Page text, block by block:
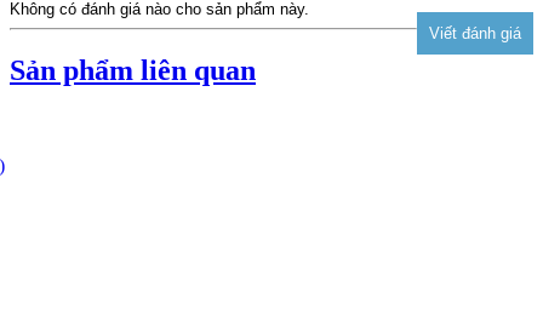
Không có đánh giá nào cho sản phẩm này.
Sản phẩm liên quan